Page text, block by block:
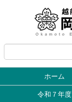
ホーム
令和７年度